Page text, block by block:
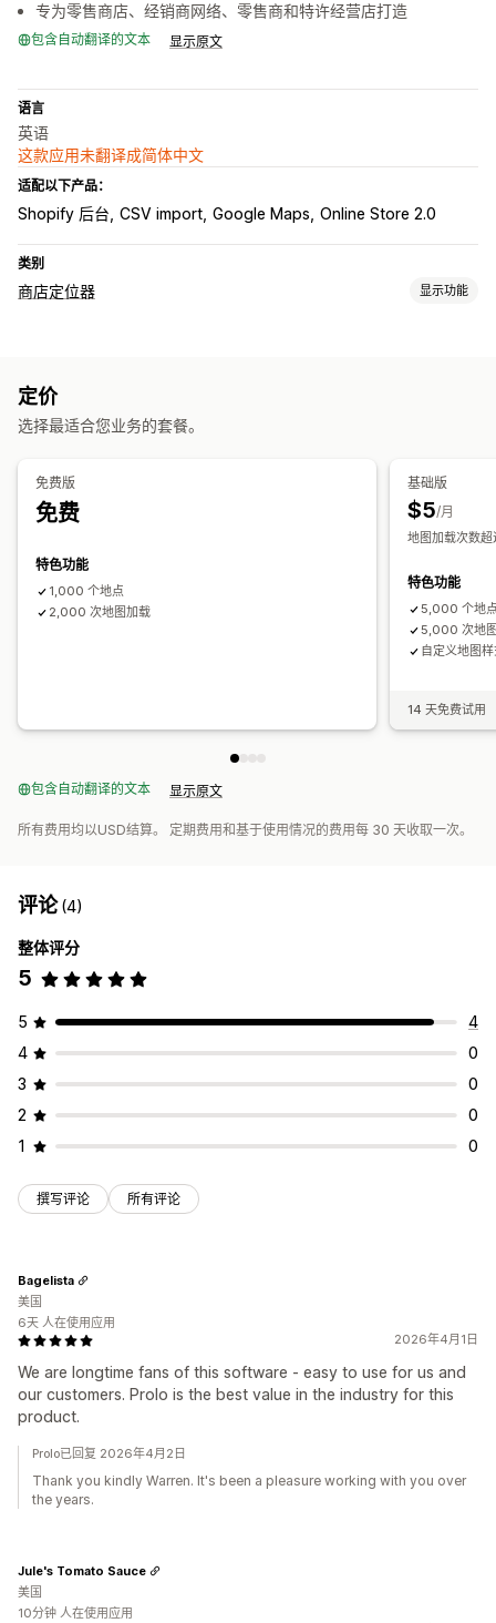
专为零售商店、经销商网络、零售商和特许经营店打造
包含自动翻译的文本 显示原文
语言
英语
这款应用未翻译成简体中文
适配以下产品：
Shopify 后台 CSV import Google Maps Online Store 2.0
类别
商店定位器 显示功能
定价
选择最适合您业务的套餐。
免费版
免费
特色功能
1,000 个地点
2,000 次地图加载
基础版
$5/月
地图加载次数
特色功能
5,000 个地
5,000 次地
自定义地图
14 天免费试用
包含自动翻译的文本 显示原文
所有费用均以USD结算。 定期费用和基于使用情况的费用每 30 天收取一次。
评论(4)
整体评分
5
5
4
4
0
3
0
2
0
1
0
撰写评论 所有评论
2026年4月1日
We are longtime fans of this software - easy to use for us and
our customers. Prolo is the best value in the industry for this
product.
Bagelista
美国
6天 人在使用应用
Prolo已回复 2026年4月2日
Thank you kindly Warren. It's been a pleasure working with you over
the years.
Jule's Tomato Sauce
美国
10分钟 人在使用应用